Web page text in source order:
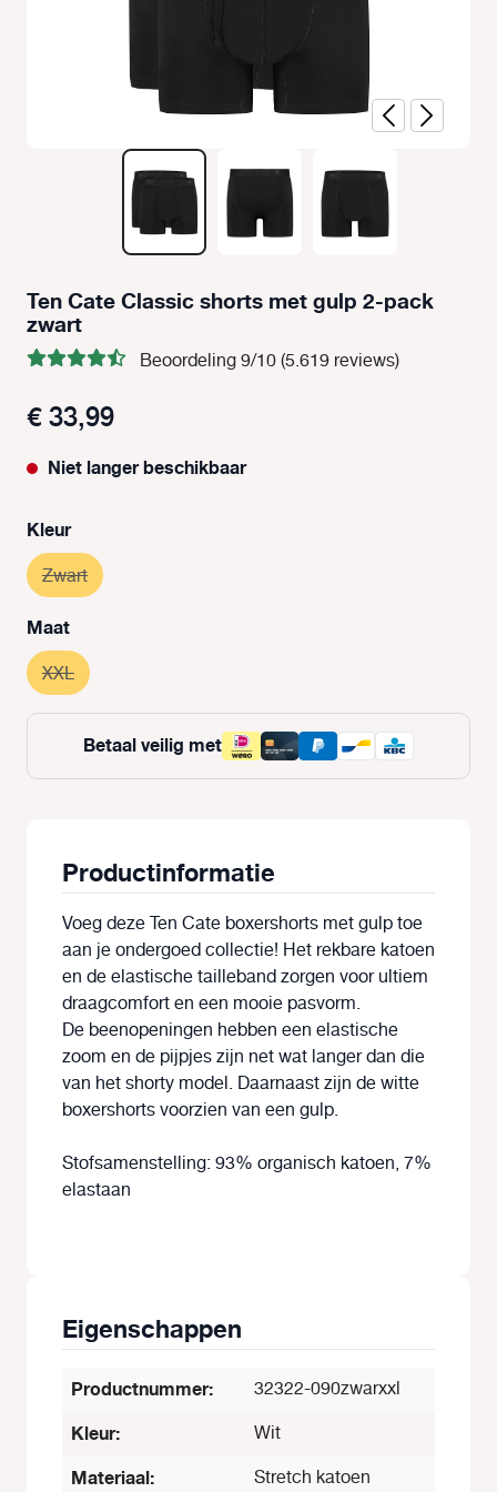
Ten Cate Classic shorts met gulp 2-pack
zwart
Beoordeling 9/10 (5.619 reviews)
€ 33,99
Niet langer beschikbaar
Selecteer
Kleur
Zwart(Deze optie is momenteel niet beschikbaar.)
Selecteer
Maat
XXL(Deze optie is momenteel niet beschikbaar.)
Betaal veilig met
Productinformatie
Voeg deze Ten Cate boxershorts met gulp toe
aan je ondergoed collectie! Het rekbare katoen
en de elastische tailleband zorgen voor ultiem
draagcomfort en een mooie pasvorm.
De beenopeningen hebben een elastische
zoom en de pijpjes zijn net wat langer dan die
van het shorty model. Daarnaast zijn de witte
boxershorts voorzien van een gulp.
Stofsamenstelling: 93% organisch katoen, 7%
elastaan
Eigenschappen
Productnummer: 32322-090zwarxxl
Kleur: Wit
Materiaal: Stretch katoen